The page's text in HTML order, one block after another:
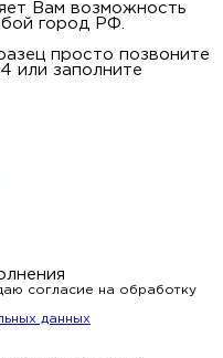
Вам возможность
город РФ.
просто позвоните
или заполните
согласие на обработку
данных